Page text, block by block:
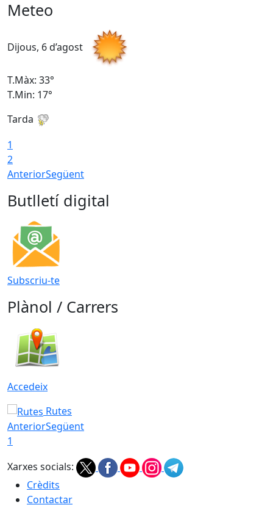
Meteo
Dijous, 6 d’agost
T.Màx: 33°
T.Min: 17°
Tarda
1
2
AnteriorSegüent
Butlletí digital
Subscriu-te
Plànol / Carrers
Accedeix
Rutes
AnteriorSegüent
1
Xarxes socials:
Crèdits
Contactar